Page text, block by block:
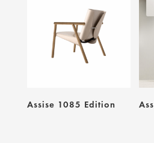
Assise 1085 Edition